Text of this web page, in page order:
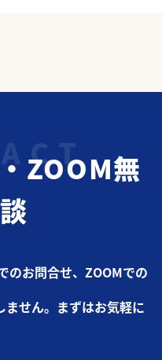
ZOOM無
のお問合せ、ZOOMでの
せん。まずはお気軽に